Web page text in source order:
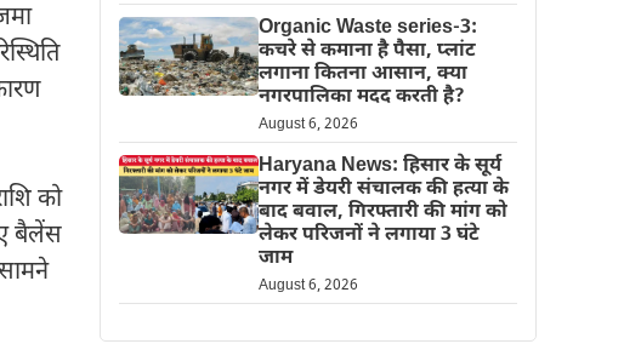
को
बैलेंस
Organic Waste series-3:
कचरे से कमाना है पैसा, प्लांट
लगाना कितना आसान, क्या
नगरपालिका मदद करती है?
August 6, 2026
Haryana News: हिसार के सूर्य
नगर में डेयरी संचालक की हत्या के
बाद बवाल, गिरफ्तारी की मांग को
लेकर परिजनों ने लगाया 3 घंटे
जाम
August 6, 2026